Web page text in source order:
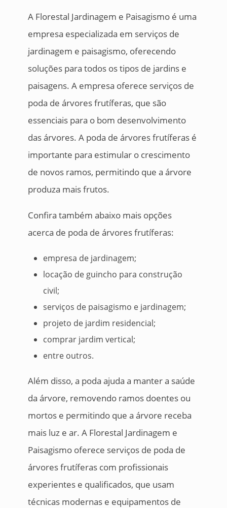
A Florestal Jardinagem e Paisagismo é uma
empresa especializada em serviços de
jardinagem e paisagismo, oferecendo
soluções para todos os tipos de jardins e
paisagens. A empresa oferece serviços de
poda de árvores frutíferas, que são
essenciais para o bom desenvolvimento
das árvores. A poda de árvores frutíferas é
importante para estimular o crescimento
de novos ramos, permitindo que a árvore
produza mais frutos.
Confira também abaixo mais opções
acerca de poda de árvores frutíferas:
empresa de jardinagem;
locação de guincho para construção
civil;
serviços de paisagismo e jardinagem;
projeto de jardim residencial;
comprar jardim vertical;
entre outros.
Além disso, a poda ajuda a manter a saúde
da árvore, removendo ramos doentes ou
mortos e permitindo que a árvore receba
mais luz e ar. A Florestal Jardinagem e
Paisagismo oferece serviços de poda de
árvores frutíferas com profissionais
experientes e qualificados, que usam
técnicas modernas e equipamentos de